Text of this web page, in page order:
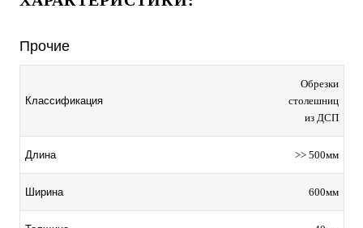
Прочие
Классификация
Обрезки
столешниц
из ДСП
Длина >> 500мм
Ширина 600мм